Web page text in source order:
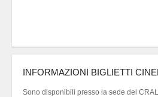
INFORMAZIONI BIGLIETTI
Sono disponibili presso la sede del